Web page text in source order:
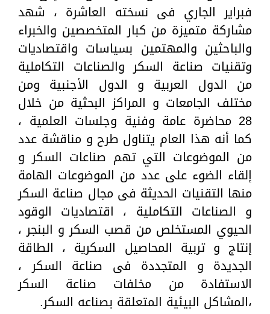
فبراير الجاري فى نسخته العاشرة ، شهد
مشاركة متميزة من كبار المتخصصين والخبراء
والباحثين والمهتمين بسياسات واقتصاديات
وتقنيات صناعة السكر والصناعات التكاملية
من الدول العربية و الدول الأجنبية ومن
مختلف الجامعات و المراكز البحثية من خلال
28 محاضرة عامة وفنية وجلسات العلمية ،
كما أنه هذا العام يتناول طرح و مناقشة عدد
من الموضوعات التي تهم صناعات السكر و
إلقاء الضوء على عدد من الموضوعات الهامة
منها التقنيات الحديثة فى مجال صناعة السكر
و الصناعات التكاملية ، اقتصاديات الوقود
الحيوي المستخلص من قصب السكر و البنجر ،
إنتاج و تربية المحاصيل السكرية ، الطاقة
الجديدة و المتجددة فى صناعة السكر ،
الاستفادة من مخلفات صناعة السكر
،المشاكل البيئية المتعلقة بصناعه السكر.